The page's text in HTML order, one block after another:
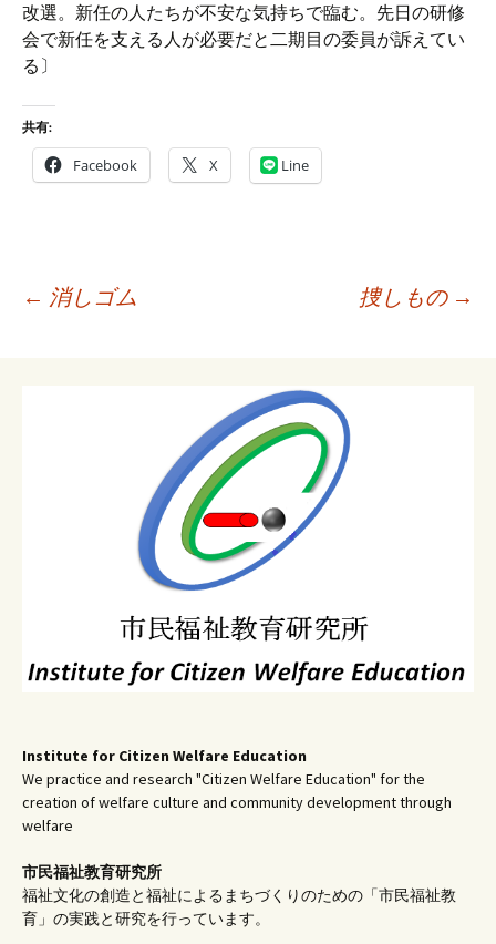
改選。新任の人たちが不安な気持ちで臨む。先日の研修
会で新任を支える人が必要だと二期目の委員が訴えてい
る〕
共有:
Facebook X Line
← 消しゴム 捜しもの →
Institute for Citizen Welfare Education
We practice and research "Citizen Welfare Education" for the
creation of welfare culture and community development through
welfare
市民福祉教育研究所
福祉文化の創造と福祉によるまちづくりのための「市民福祉教
育」の実践と研究を行っています。